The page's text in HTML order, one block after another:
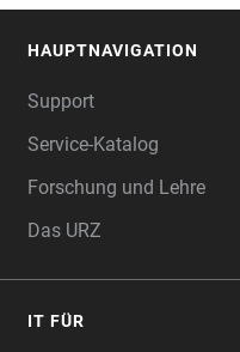
HAUPTNAVIGATION
Support
Service-Katalog
Forschung und Lehre
Das URZ
IT FÜR